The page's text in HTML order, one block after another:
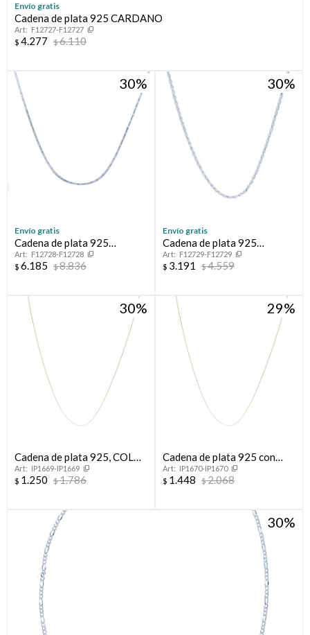
Envío gratis
Cadena de plata 925 CARDANO
F12727-F12727
$ 4.277 $6.110
30
Envío gratis
Cadena de plata 925
CARDANO
F12728-F12728
$ 6.185 $8.836
30
Envío gratis
Cadena de plata 925
TOURBILLON
F12729-F12729
$ 3.191 $4.559
30
Cadena de plata 925, COLA
DE RATON.
IP1669-IP1669
$ 1.250 $1.786
29
Cadena de plata 925 con
baño de oro amarillo, COLA
DE RATON.
IP1670-IP1670
$ 1.448 $2.068
30